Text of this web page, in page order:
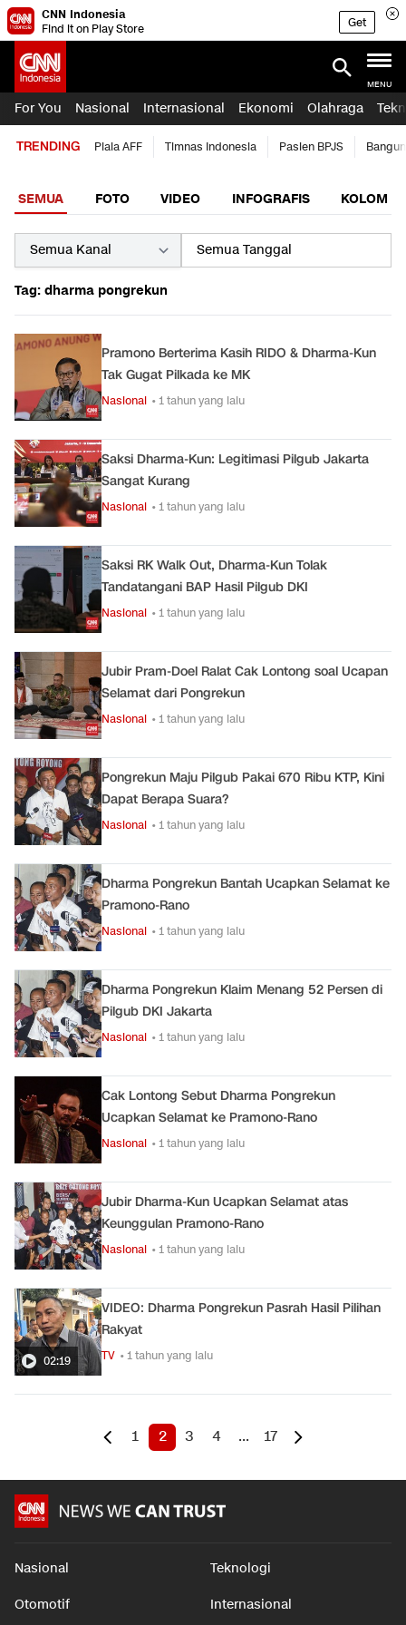
CNN Indonesia
Find it on Play Store
Get
MENU
For You Nasional Internasional Ekonomi Olahraga
TRENDING Piala AFF Timnas Indonesia Pasien BPJS
SEMUA FOTO VIDEO INFOGRAFIS KOLOM
Tag: dharma pongrekun
Pramono Berterima Kasih RIDO & Dharma-Kun
Tak Gugat Pilkada ke MK
Nasional • 1 tahun yang lalu
Saksi Dharma-Kun: Legitimasi Pilgub Jakarta
Sangat Kurang
Nasional • 1 tahun yang lalu
Saksi RK Walk Out, Dharma-Kun Tolak
Tandatangani BAP Hasil Pilgub DKI
Nasional • 1 tahun yang lalu
Jubir Pram-Doel Ralat Cak Lontong soal Ucapan
Selamat dari Pongrekun
Nasional • 1 tahun yang lalu
Pongrekun Maju Pilgub Pakai 670 Ribu KTP, Kini
Dapat Berapa Suara?
Nasional • 1 tahun yang lalu
Dharma Pongrekun Bantah Ucapkan Selamat ke
Pramono-Rano
Nasional • 1 tahun yang lalu
Dharma Pongrekun Klaim Menang 52 Persen di
Pilgub DKI Jakarta
Nasional • 1 tahun yang lalu
Cak Lontong Sebut Dharma Pongrekun
Ucapkan Selamat ke Pramono-Rano
Nasional • 1 tahun yang lalu
Jubir Dharma-Kun Ucapkan Selamat atas
Keunggulan Pramono-Rano
Nasional • 1 tahun yang lalu
02:19
VIDEO: Dharma Pongrekun Pasrah Hasil Pilihan
Rakyat
TV • 1 tahun yang lalu
1 2 3 4 ... 17
Nasional Teknologi
Otomotif Internasional